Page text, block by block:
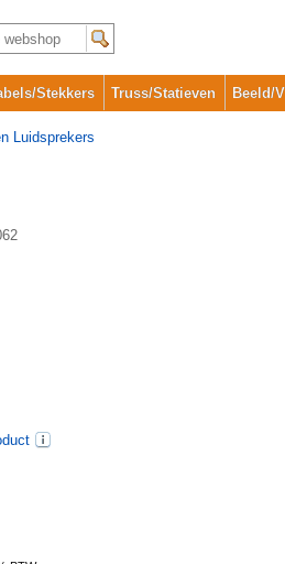
Stekkers Truss/Statieven Beeld/
Luidsprekers